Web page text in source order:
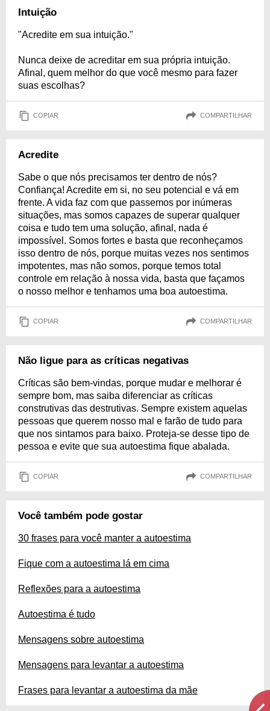
Intuição
"Acredite em sua intuição."
Nunca deixe de acreditar em sua própria intuição.
Afinal, quem melhor do que você mesmo para fazer
suas escolhas?
COPIAR COMPARTILHAR
Acredite
Sabe o que nós precisamos ter dentro de nós?
Confiança! Acredite em si, no seu potencial e vá em
frente. A vida faz com que passemos por inúmeras
situações, mas somos capazes de superar qualquer
coisa e tudo tem uma solução, afinal, nada é
impossível. Somos fortes e basta que reconheçamos
isso dentro de nós, porque muitas vezes nos sentimos
impotentes, mas não somos, porque temos total
controle em relação à nossa vida, basta que façamos
o nosso melhor e tenhamos uma boa autoestima.
COPIAR COMPARTILHAR
Não ligue para as críticas negativas
Críticas são bem-vindas, porque mudar e melhorar é
sempre bom, mas saiba diferenciar as críticas
construtivas das destrutivas. Sempre existem aquelas
pessoas que querem nosso mal e farão de tudo para
que nos sintamos para baixo. Proteja-se desse tipo de
pessoa e evite que sua autoestima fique abalada.
COPIAR COMPARTILHAR
Você também pode gostar
30 frases para você manter a autoestima
Fique com a autoestima lá em cima
Reflexões para a autoestima
Autoestima é tudo
Mensagens sobre autoestima
Mensagens para levantar a autoestima
Frases para levantar a autoestima da mãe